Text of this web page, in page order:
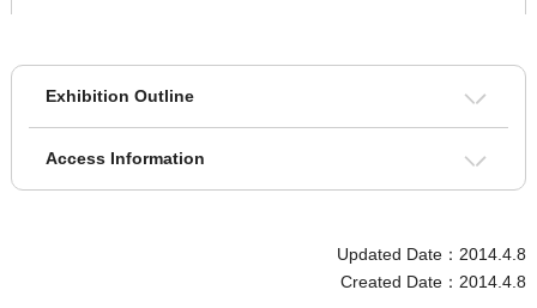
Exhibition Outline
Access Information
Updated Date：2014.4.8
Created Date：2014.4.8